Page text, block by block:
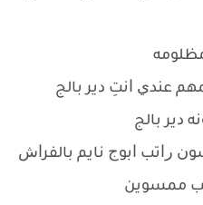
ﻋﻨﺪﻱ ﺍﻧﺖِ ﺩﻳﺮ ﺑﺎﻟﺞ
ﺩﻳﺮ ﺑﺎﻟﺞ
ﺭﺍﺗﺐ ﺍﺑﻮﺝ ﻧﺎﻳﻢ ﺑﺎﻟﻔﺮﺍﺵ
ﻣﻤﺴﻮﻳﻦ